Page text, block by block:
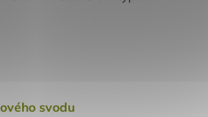
svodu